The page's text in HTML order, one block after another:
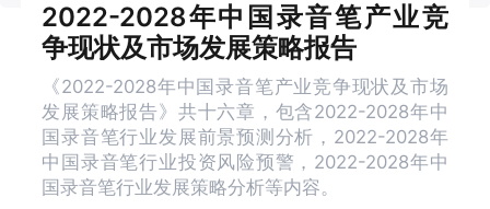
2022-2028年中国录音笔产业竞
争现状及市场发展策略报告
《2022-2028年中国录音笔产业竞争现状及市场
发展策略报告》共十六章，包含2022-2028年中
国录音笔行业发展前景预测分析，2022-2028年
中国录音笔行业投资风险预警，2022-2028年中
国录音笔行业发展策略分析等内容。